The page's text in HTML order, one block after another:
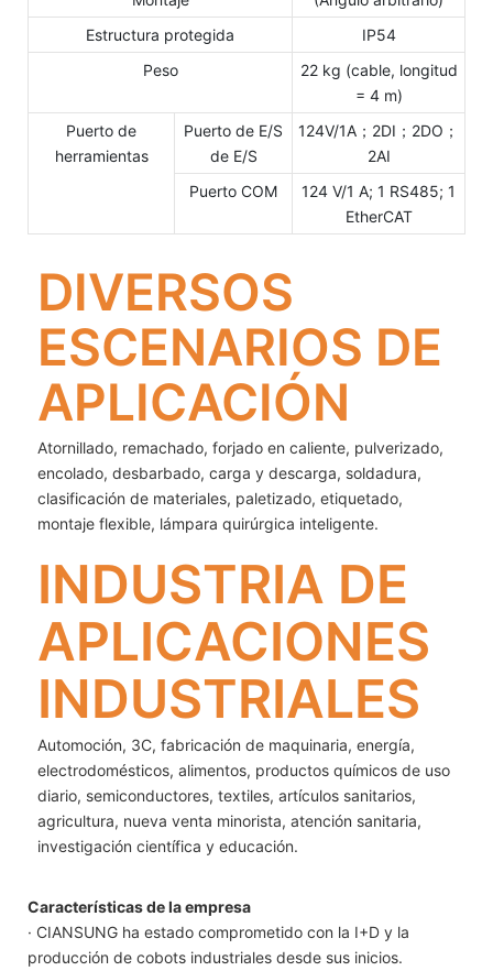
Estructura protegida
IP54
Peso
22 kg (cable, longitud
= 4 m)
Puerto de
herramientas
Puerto de E/S
de E/S
124V/1A；2DI；2DO；
2AI
Puerto COM
124 V/1 A; 1 RS485; 1
EtherCAT
INDUSTRIA DE
APLICACIONES
INDUSTRIALES
Automoción, 3C, fabricación de maquinaria, energía,
electrodomésticos, alimentos, productos químicos de uso
diario, semiconductores, textiles, artículos sanitarios,
agricultura, nueva venta minorista, atención sanitaria,
investigación científica y educación.
DIVERSOS
ESCENARIOS DE
APLICACIÓN
Atornillado, remachado, forjado en caliente, pulverizado,
encolado, desbarbado, carga y descarga, soldadura,
clasificación de materiales, paletizado, etiquetado,
montaje flexible, lámpara quirúrgica inteligente.
Características de la empresa
· CIANSUNG ha estado comprometido con la I+D y la
producción de cobots industriales desde sus inicios.